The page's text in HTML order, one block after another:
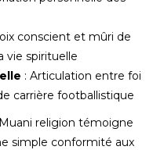
conscient et mûri de
vie spirituelle
: Articulation entre foi
carrière footballistique
religion témoigne
simple conformité aux